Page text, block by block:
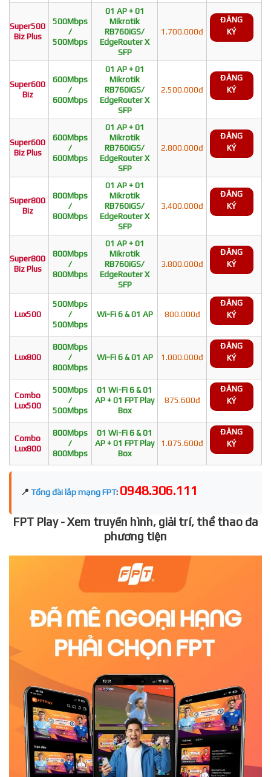
Super500
Biz Plus
500Mbps
/
500Mbps
01 AP + 01
Mikrotik
RB760iGS/
EdgeRouter X
SFP
1.700.000đ
ĐĂNG
KÝ
Super600
Biz
600Mbps
/
600Mbps
01 AP + 01
Mikrotik
RB760iGS/
EdgeRouter X
SFP
2.500.000đ
ĐĂNG
KÝ
Super600
Biz Plus
600Mbps
/
600Mbps
01 AP + 01
Mikrotik
RB760iGS/
EdgeRouter X
SFP
2.800.000đ
ĐĂNG
KÝ
Super800
Biz
800Mbps
/
800Mbps
01 AP + 01
Mikrotik
RB760iGS/
EdgeRouter X
SFP
3.400.000đ
ĐĂNG
KÝ
Super800
Biz Plus
800Mbps
/
800Mbps
01 AP + 01
Mikrotik
RB760iGS/
EdgeRouter X
SFP
3.800.000đ
ĐĂNG
KÝ
Lux500
500Mbps
/
500Mbps
Wi-Fi 6 & 01 AP 800.000đ
ĐĂNG
KÝ
Lux800
800Mbps
/
800Mbps
Wi-Fi 6 & 01 AP 1.000.000đ
ĐĂNG
KÝ
Combo
Lux500
500Mbps
/
500Mbps
01 Wi-Fi 6 & 01
AP + 01 FPT Play
Box
875.600đ
ĐĂNG
KÝ
Combo
Lux800
800Mbps
/
800Mbps
01 Wi-Fi 6 & 01
AP + 01 FPT Play
Box
1.075.600đ
ĐĂNG
KÝ
📍 Tổng đài lắp mạng FPT: 0948.306.111
FPT Play - Xem truyền hình, giải trí, thể thao đa
phương tiện